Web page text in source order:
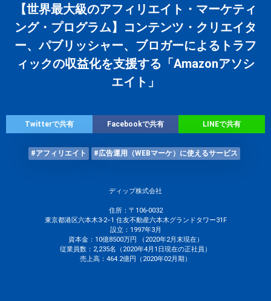
【世界最大級のアフィリエイト・マーケティ
ング・プログラム】コンテンツ・クリエイタ
ー、パブリッシャー、ブロガーによるトラフ
ィックの収益化を支援する「Amazonアソシ
エイト」
Twitterで共有 Facebookで共有 LINEで共有
#アフィリエイト #広告運用（WEBマーケ）に使えるサービス
ディップ株式会社
住所：〒106-0032
東京都港区六本木3-2−1 住友不動産六本木グランドタワー31F
設立：1997年3月
資本金：10億8500万円 （2020年2月末現在）
従業員数：2,235名（2020年4月1日現在の正社員）
売上高：464.2億円（2020年02月期）